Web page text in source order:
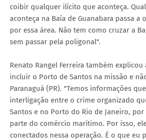
coibir qualquer ilícito que aconteça.
aconteça na Baía de Guanabara passa a
por essa área. Não tem como cruzar a
sem passar pela poligonal".
Renato Rangel Ferreira também explicou
incluir o Porto de Santos na missão e
Paranaguá (PR). "Temos informações
interligação entre o crime organizado
Santos e no Porto do Rio de Janeiro,
parte do comércio marítimo. Por isso,
conectados nessa operação. É o que eu